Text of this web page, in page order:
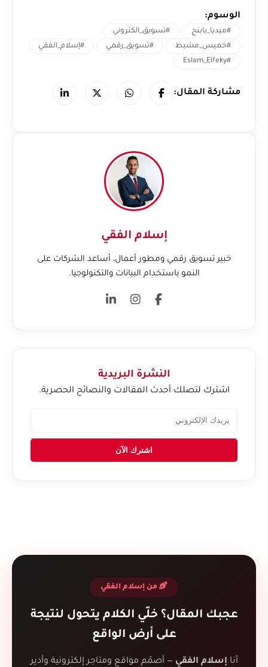
الوسوم:
#ميديا_باينج
#تسويق_الكتروني
#خميس_مشيط
#تسويق_رقمي
#إسلام_الفقي
#Eslam_Elfeky
مشاركة المقال:
إسلام الفقي
خبير تسويق رقمي ومطور أعمال، أساعد الشركات على
النمو باستخدام البيانات والتكنولوجيا.
النشرة البريدية
اشترك لتصلك أحدث المقالات والنصائح الحصرية.
اشترك الآن
من إسلام الفقي
عجبك المقال؟ خلّي الكلام يتحول لنتيجة
على أرض الواقع
أنا إسلام الفقي — أصمّم مواقع ومتاجر إلكترونية وأدير